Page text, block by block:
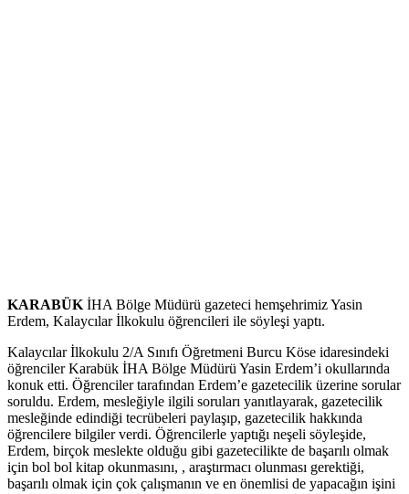
KARABÜK İHA Bölge Müdürü gazeteci hemşehrimiz Yasin
Erdem, Kalaycılar İlkokulu öğrencileri ile söyleşi yaptı.
Kalaycılar İlkokulu 2/A Sınıfı Öğretmeni Burcu Köse idaresindeki
öğrenciler Karabük İHA Bölge Müdürü Yasin Erdem’i okullarında
konuk etti. Öğrenciler tarafından Erdem’e gazetecilik üzerine sorular
soruldu. Erdem, mesleğiyle ilgili soruları yanıtlayarak, gazetecilik
mesleğinde edindiği tecrübeleri paylaşıp, gazetecilik hakkında
öğrencilere bilgiler verdi. Öğrencilerle yaptığı neşeli söyleşide,
Erdem, birçok meslekte olduğu gibi gazetecilikte de başarılı olmak
için bol bol kitap okunmasını, , araştırmacı olunması gerektiği,
başarılı olmak için çok çalışmanın ve en önemlisi de yapacağın işini